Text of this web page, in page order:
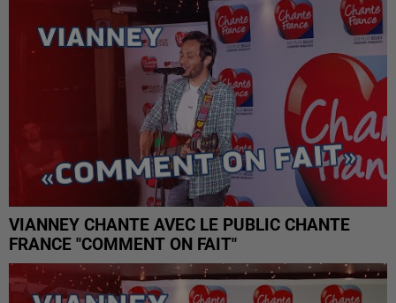
VIANNEY CHANTE AVEC LE PUBLIC CHANTE
FRANCE "COMMENT ON FAIT"